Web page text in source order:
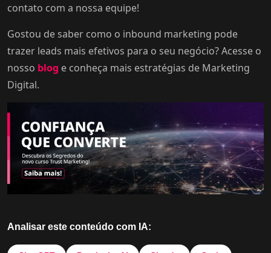
contato com a nossa equipe!
Gostou de saber como o inbound marketing pode
trazer leads mais efetivos para o seu negócio? Acesse o
nosso blog e conheça mais estratégias de Marketing
Digital.
Analisar este conteúdo com IA: